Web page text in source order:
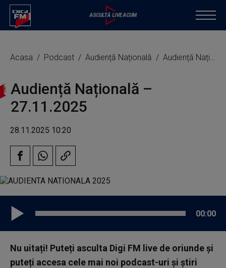
Acasa Podcast Audiență Națională Audiență Națională – 27.11.2025
Audiență Națională –
27.11.2025
28.11.2025 10:20
00:00
Nu uitați! Puteți asculta Digi FM live de oriunde și
puteți accesa cele mai noi podcast-uri și știri